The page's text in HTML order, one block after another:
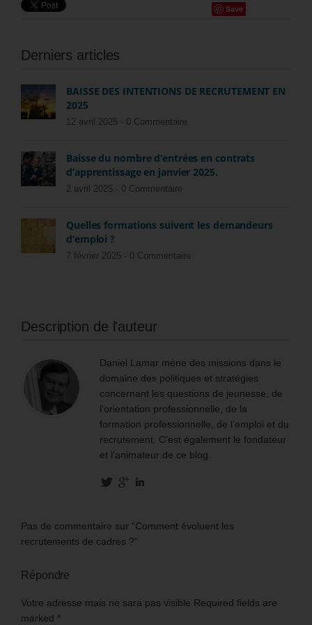
Save
Derniers articles
BAISSE DES INTENTIONS DE RECRUTEMENT EN
2025
12 avril 2025 - 0 Commentaire
Baisse du nombre d’entrées en contrats
d’apprentissage en janvier 2025.
2 avril 2025 - 0 Commentaire
Quelles formations suivent les demandeurs
d’emploi ?
7 février 2025 - 0 Commentaire
Description de l'auteur
Daniel Lamar mène des missions dans le
domaine des politiques et stratégies
concernant les questions de jeunesse, de
l’orientation professionnelle, de la
formation professionnelle, de l’emploi et du
recrutement. C'est également le fondateur
et l'animateur de ce blog.
Pas de commentaire sur “Comment évoluent les
recrutements de cadres ?”
Répondre
Votre adresse mais ne sara pas visible Required fields are
marked *